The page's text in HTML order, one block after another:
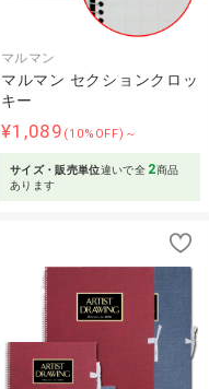
マルマン
マルマン セクションクロッ
キー
¥1,089 (10%OFF)～
サイズ・販売単位違いで全 2商品
あります